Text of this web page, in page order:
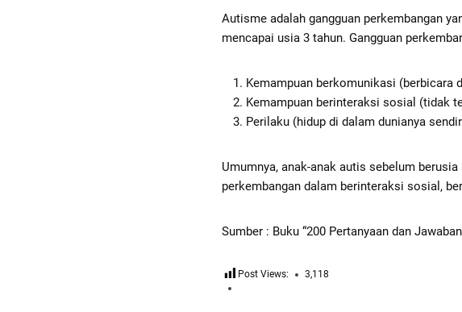
Autisme adalah gangguan perkembangan
mencapai usia 3 tahun. Gangguan
Kemampuan berkomunikasi (berbicara
Kemampuan berinteraksi sosial (tidak
Perilaku (hidup di dalam dunianya
Umumnya, anak-anak autis sebelum
perkembangan dalam berinteraksi sosial,
Sumber : Buku “200 Pertanyaan dan
Post Views: 3,118